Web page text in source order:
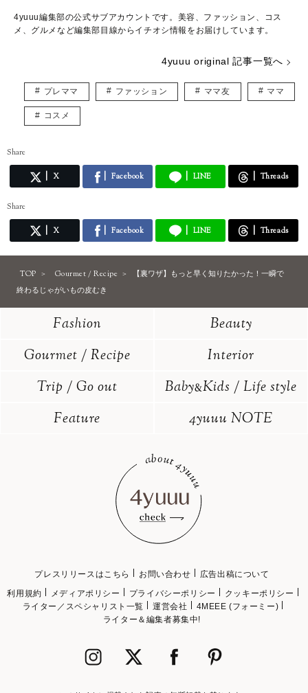
4yuuu編集部の公式サブアカウントです。美容、ファッション、コス
メ、グルメなど編集部目線からイチオシ情報をお届けしています。
4yuuu original 記事一覧へ
プレママ ファッション ママ友 ママ
コスメ
Share
X Facebook LINE Threads
Share
X Facebook LINE Threads
TOP Gourmet / Recipe
【裏ワザ】もっと早く知りたかった！一瞬で
終わるじゃがいもの皮むき
Fashion
Beauty
Gourmet / Recipe
Interior
Trip / Go out
Baby&Kids / Life style
Feature
4yuuu NOTE
プレスリリースはこちら お問い合わせ
広告出稿について
利用規約
メディアポリシー プライバシーポリシー
クッキーポリシー
ライター／スペシャリスト一覧
運営会社
4MEEE (フォーミー)
ライター＆編集者募集中!